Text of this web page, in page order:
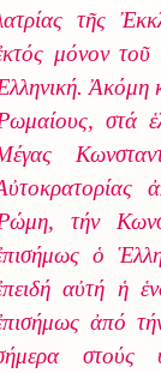
τῆς
μόνον τοῦ
Ἀκόμη
στά
τήν
ὁ
αὐτή ἡ
ἀπό
στούς